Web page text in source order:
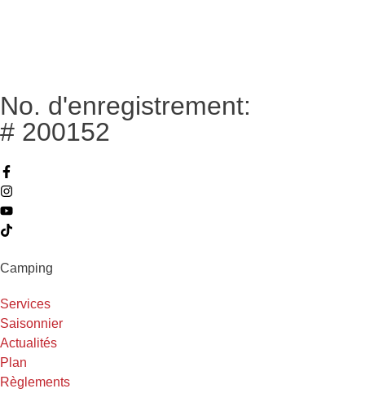
No. d'enregistrement:
# 200152
Camping
Services
Saisonnier
Actualités
Plan
Règlements